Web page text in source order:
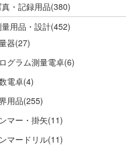
・記録用品(380)
用品・設計(452)
器(27)
グラム測量電卓(6)
電卓(4)
用品(255)
マー・掛矢(11)
マードリル(11)